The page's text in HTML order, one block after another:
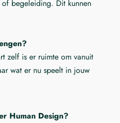
begeleiding. Dit kunnen
zelf is er ruimte om vanuit
wat er nu speelt in jouw
Human Design?